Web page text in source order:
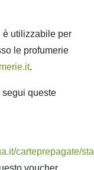
è utilizzabile per
le profumerie
.
queste
carteprepagate/
voucher